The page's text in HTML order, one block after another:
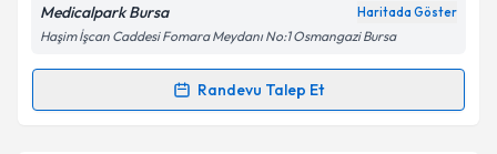
Kişisel verilerimin işlenmesine ilişkin
Aydınlatma
Metni'ni okudum ve kişisel verilerimin belirtilen
kapsamda işlenmesini kabul ediyorum.
Medicalpark Bursa Haritada Göster
Haşim İşcan Caddesi Fomara Meydanı No:1 Osmangazi Bursa
Randevu Talep Et
Randevu Takvimi Talebi